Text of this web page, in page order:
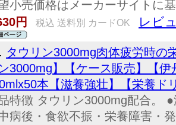
小売価格はメーカーサイトに
円
税込 送料別 カードOK レビ
タウリン3000mg肉体疲労時の
3000mg】【ケース販売】【
本【滋養強壮】【栄養ド
特徴 タウリン3000mg配合。
病後・食欲不振・栄養障害・